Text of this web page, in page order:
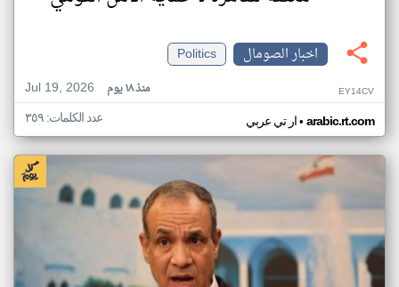
اخبار الصومال
Politics
Jul 19, 2026
منذ ١٨ يوم EY14CV
ار تي عربي• arabic.rt.com عدد الكلمات: ٣٥٩